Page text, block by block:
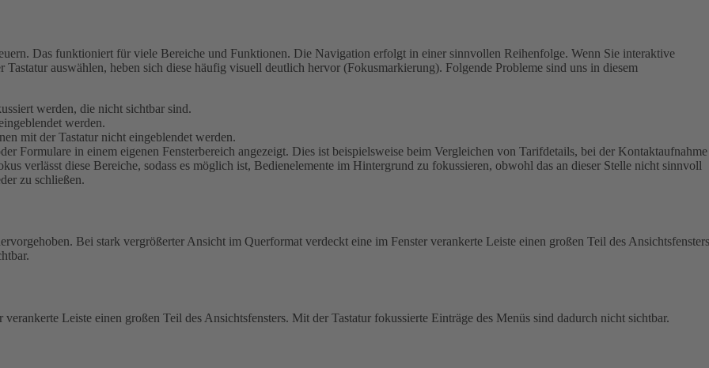
Das funktioniert für viele Bereiche und Funktionen. Die Navigation erfolgt in einer sinnvollen Reihenfolge. Wenn Sie interaktive
auswählen, heben sich diese häufig visuell deutlich hervor (Fokusmarkierung). Folgende Probleme sind uns in diesem
werden, die nicht sichtbar sind.
werden.
mit der Tastatur nicht eingeblendet werden.
Formulare in einem eigenen Fensterbereich angezeigt. Dies ist beispielsweise beim Vergleichen von Tarifdetails, bei der Kontaktaufnahme
verlässt diese Bereiche, sodass es möglich ist, Bedienelemente im Hintergrund zu fokussieren, obwohl das an dieser Stelle nicht sinnvoll
zu schließen.
Bei stark vergrößerter Ansicht im Querformat verdeckt eine im Fenster verankerte Leiste einen großen Teil des
Leiste einen großen Teil des Ansichtsfensters. Mit der Tastatur fokussierte Einträge des Menüs sind dadurch nicht sichtbar.